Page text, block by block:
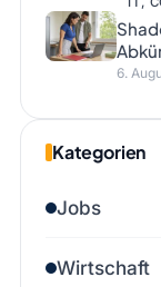
6.
Kategorien
Jobs
Wirtschaft